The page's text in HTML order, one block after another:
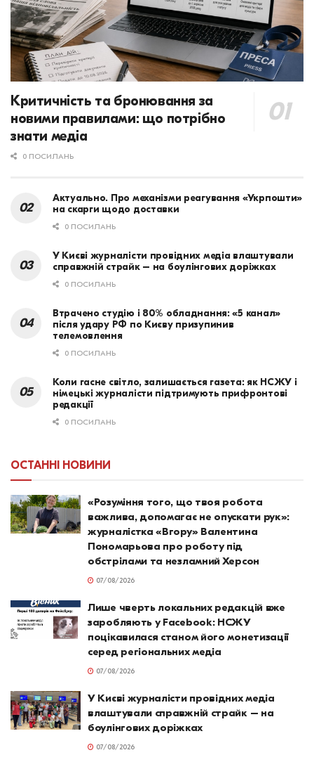
Критичність та бронювання за
новими правилами: що потрібно
знати медіа
0 ПОСИЛАНЬ
Актуально. Про механізми реагування «Укрпошти»
на скарги щодо доставки
0 ПОСИЛАНЬ
У Києві журналісти провідних медіа влаштували
справжній страйк – на боулінгових доріжках
0 ПОСИЛАНЬ
Втрачено студію і 80% обладнання: «5 канал»
після удару РФ по Києву призупинив
телемовлення
0 ПОСИЛАНЬ
Коли гасне світло, залишається газета: як НСЖУ і
німецькі журналісти підтримують прифронтові
редакції
0 ПОСИЛАНЬ
ОСТАННІ НОВИНИ
«Розуміння того, що твоя робота
важлива, допомагає не опускати рук»:
журналістка «Вгору» Валентина
Пономарьова про роботу під
обстрілами та незламний Херсон
07/08/2026
Лише чверть локальних редакцій вже
заробляють у Facebook: НСЖУ
поцікавилася станом його монетизації
серед регіональних медіа
07/08/2026
У Києві журналісти провідних медіа
влаштували справжній страйк – на
боулінгових доріжках
07/08/2026